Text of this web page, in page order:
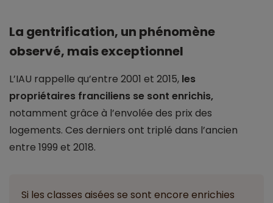
La gentrification, un phénomène
observé, mais exceptionnel
L’IAU rappelle qu’entre 2001 et 2015, les
propriétaires franciliens se sont enrichis,
notamment grâce à l’envolée des prix des
logements. Ces derniers ont triplé dans l’ancien
entre 1999 et 2018.
Si les classes aisées se sont encore enrichies